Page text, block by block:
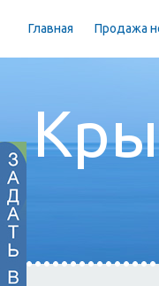
Главная Продажа